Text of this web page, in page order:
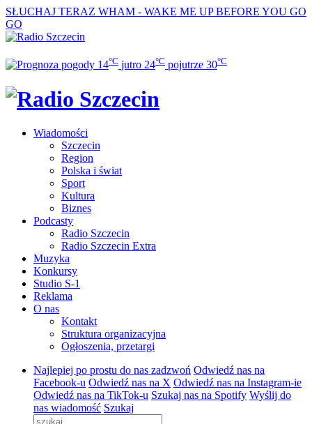
SŁUCHAJ TERAZ WHAM - WAKE ME UP BEFORE YOU GO
GO
14°C jutro 24°C pojutrze 30°C
Wiadomości
Szczecin
Region
Polska i świat
Sport
Kultura
Biznes
Podcasty
Radio Szczecin
Radio Szczecin Extra
Muzyka
Konkursy
Studio S-1
Reklama
O nas
Kontakt
Struktura organizacyjna
Ogłoszenia, przetargi
Najlepiej po prostu do nas zadzwoń Odwiedź nas na
Facebook-u Odwiedź nas na X Odwiedź nas na Instagram-ie
Odwiedź nas na TikTok-u Szukaj nas na Spotify Wyślij do
nas wiadomość Szukaj